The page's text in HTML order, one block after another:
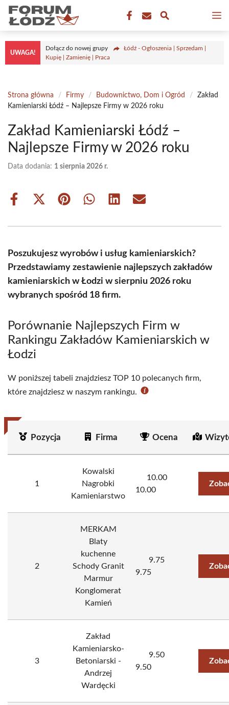
Przejdź
treści
UWAGA!
Dołącz do nowej grupy
Łódź - Ogłoszenia | Sprzedam |
Kupię | Zamienię | Praca
Strona główna / Firmy / Budownictwo, Dom i Ogród /
Zakład
Kamieniarski Łódź – Najlepsze Firmy w 2026 roku
Zakład Kamieniarski Łódź –
Najlepsze Firmy w 2026 roku
Data dodania: 1 sierpnia 2026 r.
Share
Share
(Twitter)
Share Share Share Share
Poszukujesz wyrobów i usług kamieniarskich?
Przedstawiamy zestawienie najlepszych zakładów
kamieniarskich w Łodzi w sierpniu 2026 roku
wybranych spośród 18 firm.
Porównanie Najlepszych Firm w
Rankingu Zakładów Kamieniarskich w
Łodzi
W poniższej tabeli znajdziesz TOP 10 polecanych firm,
które znajdziesz w naszym rankingu.
Pozycja Firma Ocena
1
Kowalski
Nagrobki
Kamieniarstwo
10.00
10.00
2
MERKAM
Blaty
kuchenne
Schody Granit
Marmur
Konglomerat
Kamień
9.75
9.75
3
Zakład
Kamieniarsko-
Betoniarski -
Andrzej
Wardęcki
9.50
9.50